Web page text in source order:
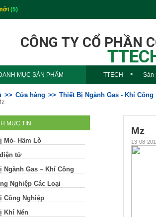
(5)
CÔNG TY CỔ PHẦN
MỤC SẢN PHẨM TTECH Sản
Cửa hàng Thiết Bị Ngành Gas - Khí Công
MỤC TIN
Mỏ- Hầm Lò
tử
Ngành Gas – Khí Công
Nghiệp Các Loại
Công Nghiệp
Khí Nén
Mz
13-08-